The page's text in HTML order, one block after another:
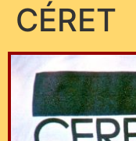
CÉRET